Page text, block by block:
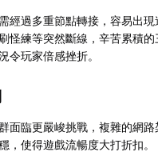
經過多重節點轉接，容易出現
怪練等突然斷線，辛苦累積的
令玩家倍感挫折。
面臨更嚴峻挑戰，複雜的網路
，使得遊戲流暢度大打折扣。